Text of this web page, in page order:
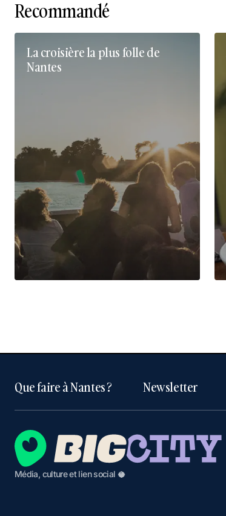
Recommandé
La croisière la plus folle de
Nantes
Média, culture et lien social 🥥
Que faire à Nantes ? Newsletter